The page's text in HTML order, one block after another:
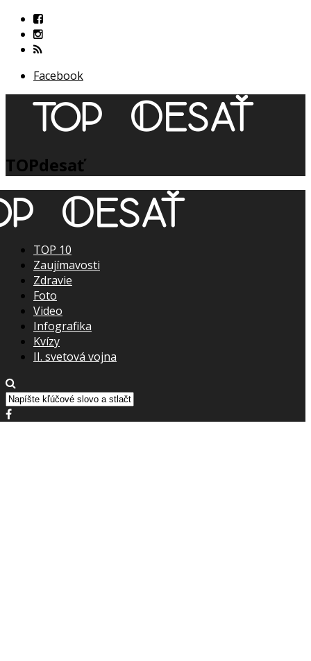
Facebook
TOPdesať
TOP 10
Zaujímavosti
Zdravie
Foto
Video
Infografika
Kvízy
II. svetová vojna